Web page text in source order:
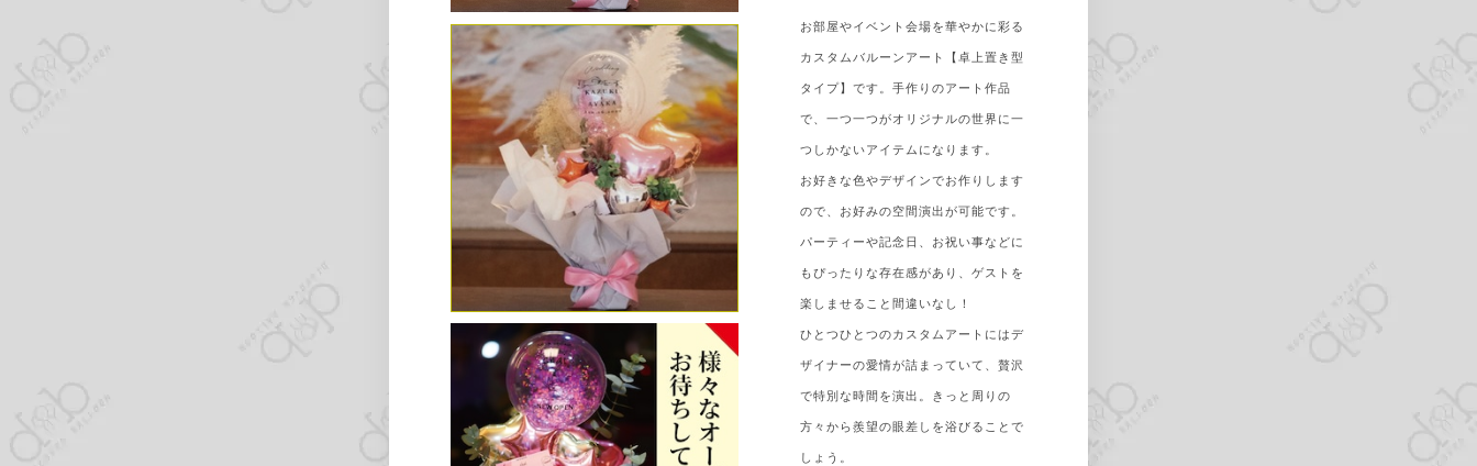
お部屋やイベント会場を華やかに彩る
カスタムバルーンアート【卓上置き型
タイプ】です。手作りのアート作品
で、一つ一つがオリジナルの世界に一
つしかないアイテムになります。
お好きな色やデザインでお作りします
ので、お好みの空間演出が可能です。
パーティーや記念日、お祝い事などに
もぴったりな存在感があり、ゲストを
楽しませること間違いなし！
ひとつひとつのカスタムアートにはデ
ザイナーの愛情が詰まっていて、贅沢
で特別な時間を演出。きっと周りの
方々から羨望の眼差しを浴びることで
しょう。